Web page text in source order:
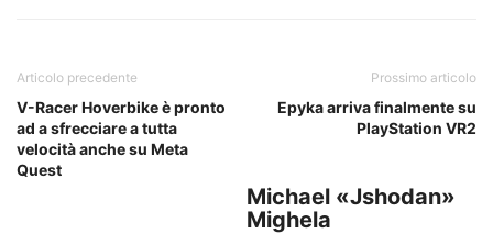
Articolo precedente
V-Racer Hoverbike è pronto
ad a sfrecciare a tutta
velocità anche su Meta
Quest
Prossimo articolo
Epyka arriva finalmente su
PlayStation VR2
Michael «Jshodan»
Mighela